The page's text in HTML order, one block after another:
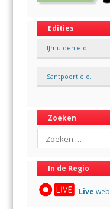
Edities
IJmuiden e.o.
Santpoort e.o.
Zoeken
Search
In de Regio
Live